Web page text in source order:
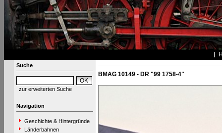
Suche
zur erweiterten Suche
Navigation
Geschichte & Hintergründe
Länderbahnen
BMAG 10149 - DR "99 1758-4"